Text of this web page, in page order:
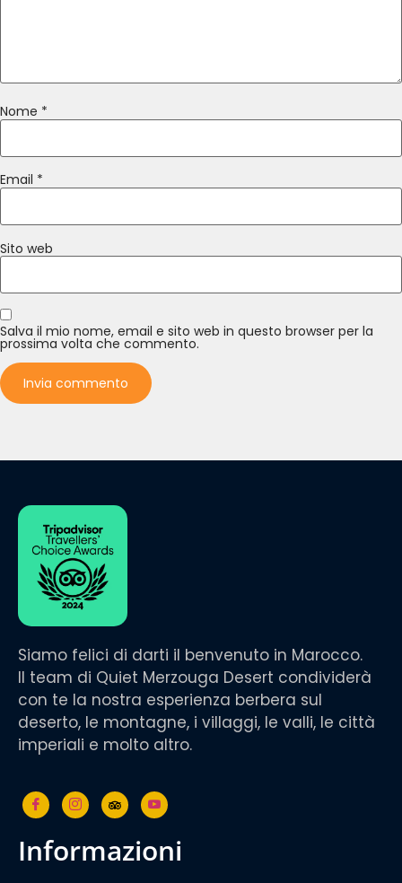
Nome *
Email *
Sito web
Salva il mio nome, email e sito web in questo browser per la
prossima volta che commento.
Siamo felici di darti il benvenuto in Marocco.
Il team di Quiet Merzouga Desert condividerà
con te la nostra esperienza berbera sul
deserto, le montagne, i villaggi, le valli, le città
imperiali e molto altro.
informazioni